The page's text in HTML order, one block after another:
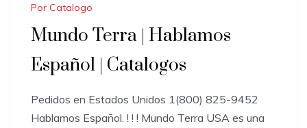
Por Catalogo
Mundo Terra | Hablamos
Español | Catalogos
Pedidos en Estados Unidos 1(800) 825-9452
Hablamos Español. ! ! ! Mundo Terra USA es una